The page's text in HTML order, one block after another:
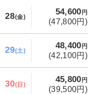
28(金)
54,600 円
(47,800円)
29(土)
48,400 円
(42,100円)
30(日)
45,800 円
(39,500円)